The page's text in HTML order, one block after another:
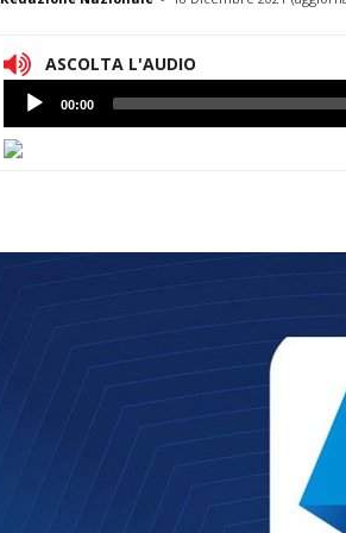
ASCOLTA L'AUDIO
Lettore
Audio
00:00